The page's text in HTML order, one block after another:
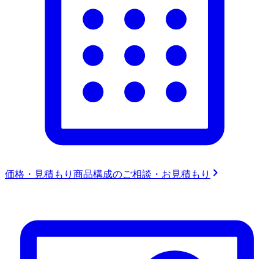
価格・見積もり 商品構成のご相談・お見積もり